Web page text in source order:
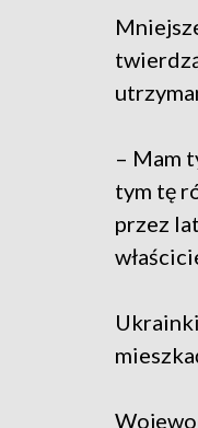
– Mam
tym tę
przez